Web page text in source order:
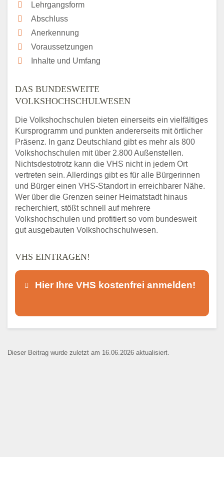
Lehrgangsform
Abschluss
Anerkennung
Voraussetzungen
Inhalte und Umfang
DAS BUNDESWEITE
VOLKSHOCHSCHULWESEN
Die Volkshochschulen bieten einerseits ein vielfältiges
Kursprogramm und punkten andererseits mit örtlicher
Präsenz. In ganz Deutschland gibt es mehr als 800
Volkshochschulen mit über 2.800 Außenstellen.
Nichtsdestotrotz kann die VHS nicht in jedem Ort
vertreten sein. Allerdings gibt es für alle Bürgerinnen
und Bürger einen VHS-Standort in erreichbarer Nähe.
Wer über die Grenzen seiner Heimatstadt hinaus
recherchiert, stößt schnell auf mehrere
Volkshochschulen und profitiert so vom bundesweit
gut ausgebauten Volkshochschulwesen.
VHS EINTRAGEN!
Hier Ihre VHS kostenfrei anmelden!
Kontaktaufnahme und ist nicht
Dieser Beitrag wurde zuletzt am 16.06.2026 aktualisiert.